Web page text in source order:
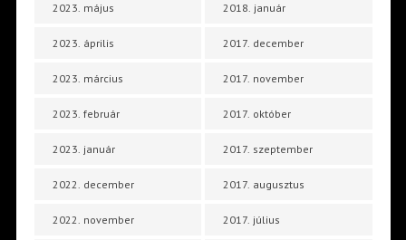
2023. május
2023. április
2023. március
2023. február
2023. január
2022. december
2022. november
2018. január
2017. december
2017. november
2017. október
2017. szeptember
2017. augusztus
2017. július